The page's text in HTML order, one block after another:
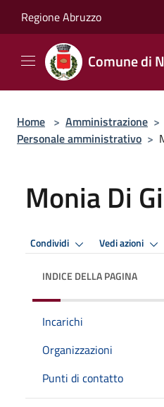
Regione Abruzzo
Comune di
Home > Amministrazione >
Personale amministrativo >
Monia Di
Condividi Vedi azioni
INDICE DELLA PAGINA
Incarichi
Organizzazioni
Punti di contatto